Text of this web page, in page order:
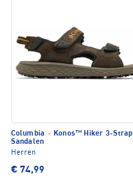
Columbia · Konos™ Hiker 3-Strap
Sandalen
Herren
€ 74,99